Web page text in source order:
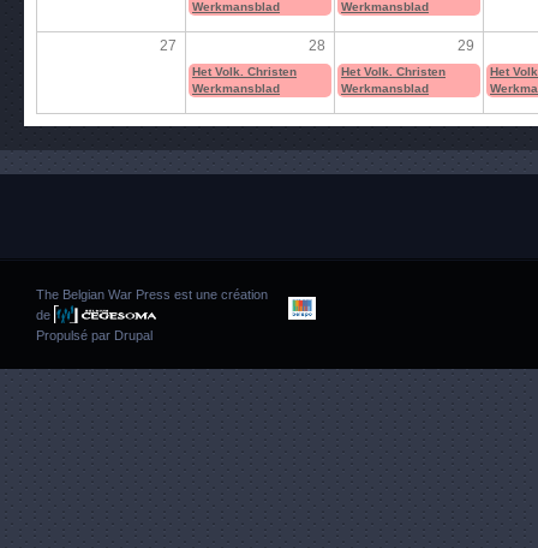
Werkmansblad
Werkmansblad
27 28 29
Het Volk. Christen
Werkmansblad
Het Volk. Christen
Werkmansblad
Het
The Belgian War Press est une création
de
Propulsé par Drupal